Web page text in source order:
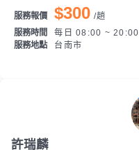
服務報價 $300 /趟
服務時間
每日 08:00 ~ 20:00
服務地點
台南市
許瑞麟